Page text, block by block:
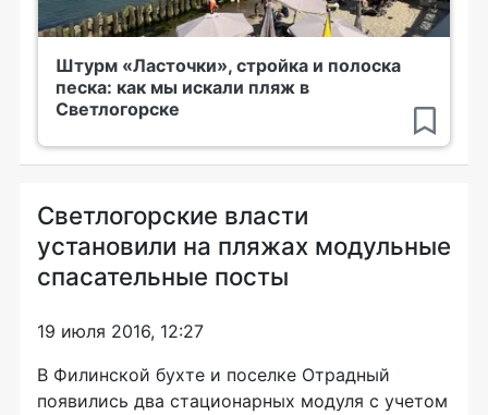
Штурм «Ласточки», стройка и полоска
песка: как мы искали пляж в
Светлогорске
Светлогорские власти
установили на пляжах модульные
спасательные посты
19 июля 2016, 12:27
В Филинской бухте и поселке Отрадный
появились два стационарных модуля с учетом